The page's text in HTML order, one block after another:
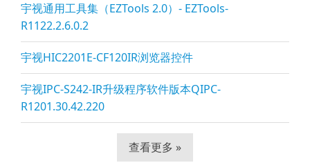
宇视通用工具集（EZTools 2.0）- EZTools-
R1122.2.6.0.2
宇视HIC2201E-CF120IR浏览器控件
宇视IPC-S242-IR升级程序软件版本QIPC-
R1201.30.42.220
查看更多 »